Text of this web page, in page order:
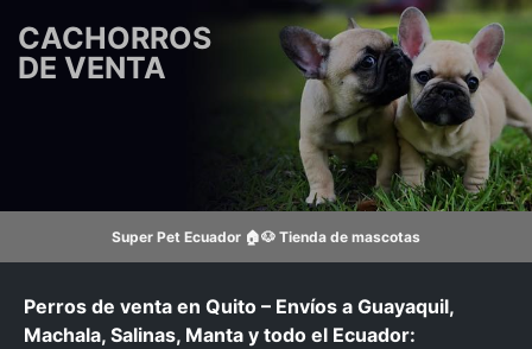
contenido
CACHORROS
DE VENTA
Super Pet Ecuador 🏠🐶 Tienda de mascotas
Perros de venta en Quito – Envíos a Guayaquil,
Machala, Salinas, Manta y todo el Ecuador: